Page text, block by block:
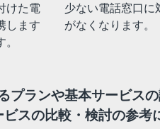
けた電
します
少ない電話窓口に
がなくなります。
プランや基本サービス
ビスの比較・検討の参考